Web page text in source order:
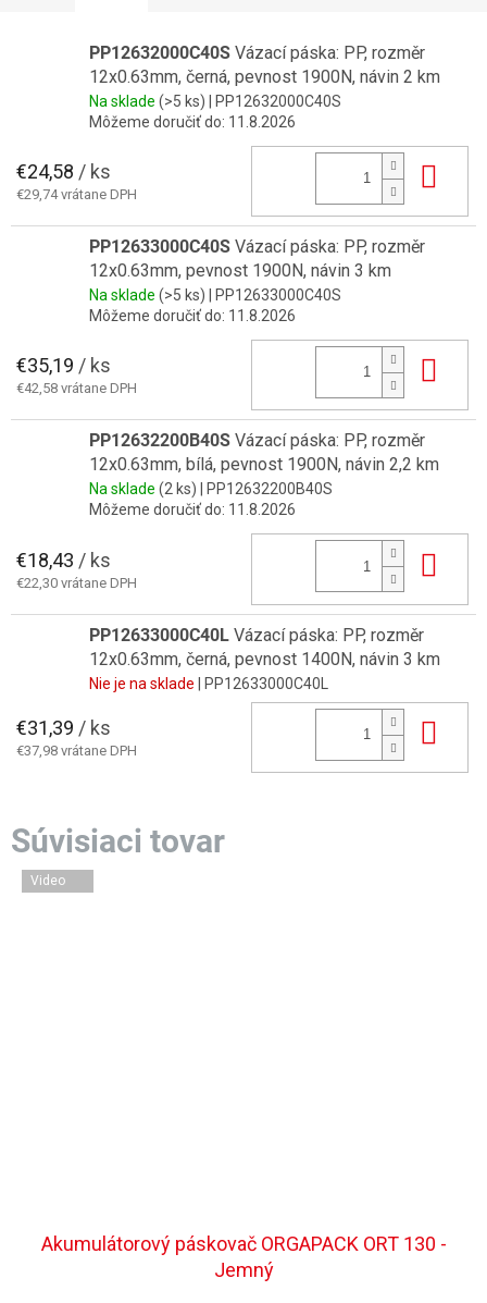
Video
Akumulátorový páskovač ORGAPACK ORT 130 -
Jemný
PP12632000C40S Vázací páska: PP, rozměr
12x0.63mm, černá, pevnost 1900N, návin 2 km
Na sklade (>5 ks) | PP12632000C40S
Môžeme doručiť do: 11.8.2026
€24,58 / ks
€29,74 vrátane DPH
PP12633000C40S Vázací páska: PP, rozměr
12x0.63mm, pevnost 1900N, návin 3 km
Na sklade (>5 ks) | PP12633000C40S
Môžeme doručiť do: 11.8.2026
€35,19 / ks
€42,58 vrátane DPH
PP12632200B40S Vázací páska: PP, rozměr
12x0.63mm, bílá, pevnost 1900N, návin 2,2 km
Na sklade (2 ks) | PP12632200B40S
Môžeme doručiť do: 11.8.2026
€18,43 / ks
€22,30 vrátane DPH
PP12633000C40L Vázací páska: PP, rozměr
12x0.63mm, černá, pevnost 1400N, návin 3 km
Nie je na sklade | PP12633000C40L
€31,39 / ks
€37,98 vrátane DPH